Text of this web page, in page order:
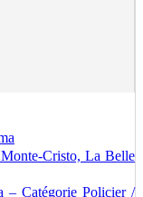
Cristo, La Belle
– Catégorie Policier /